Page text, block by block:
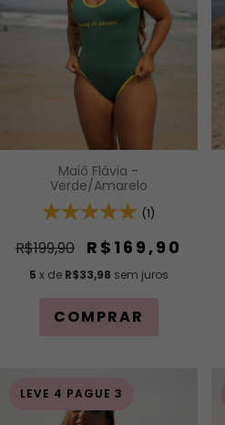
Maiô Flávia -
Verde/Amarelo
(1)
R$199,90 R$169,90
5 x de R$33,98 sem juros
COMPRAR
LEVE 4 PAGUE 3